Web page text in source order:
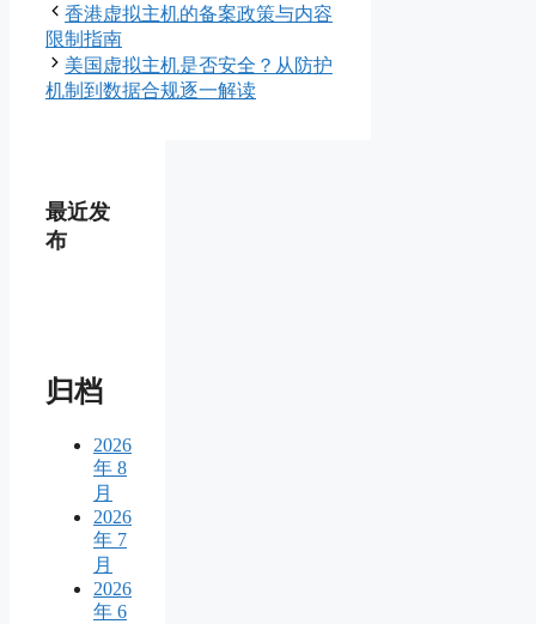
香港虚拟主机的备案政策与内容
限制指南
美国虚拟主机是否安全？从防护
机制到数据合规逐一解读
最近发
布
归档
2026
年 8
月
2026
年 7
月
2026
年 6